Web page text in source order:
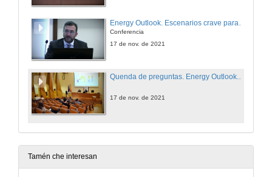
Conferencia
17 de nov. de 2021
Quenda de preguntas. Energy Outlook. Escenarios crave para entender a transición enerxética
17 de nov. de 2021
Tamén che interesan